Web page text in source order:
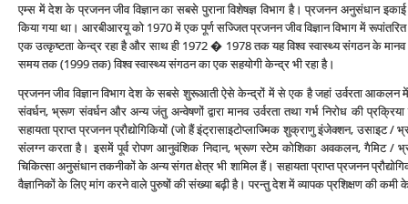
एम्‍स में देश के प्रजनन जीव विज्ञान का सबसे पुराना विशेषज्ञ विभाग है। प्रजनन अनुसंधान
किया गया था। आरबीआरयू को 1970 में एक पूर्ण सज्जित प्रजनन जीव विज्ञान विभाग में
एक उत्‍कृष्‍टता केन्‍द्र रहा है और साथ ही 1972 � 1978 तक यह विश्‍व स्‍वास्‍थ्‍य संगठन के मानव
समय तक (1999 तक) विश्‍व स्‍वास्‍थ्‍य संगठन का एक सहयोगी केन्‍द्र भी रहा है।
प्रजनन जीव विज्ञान विभाग देश के सबसे शुरूआती ऐसे केन्‍द्रों में से एक है जहां उर्वरता
संवर्धन, भ्रूण संवर्धन और अन्‍य जंतु अन्‍वेषणों द्वारा मानव उर्वरता तथा गर्भ निरोध की
सहायता प्राप्‍त प्रजनन प्रौद्योगिकियों (जो हैं इंट्रासाइटोप्‍लाज्मिक शुक्राणु इंजेक्‍शन, उसाइट
संलग्‍न करता है। इसमें पूर्व रोपण आनुवंशिक निदान, भ्रूण स्‍टेम कोशिका अवकलन, गैमिट
चिकित्‍सा अनुसंधान तकनीकों के अन्‍य संगत क्षेत्र भी शामिल हैं। सहायता प्राप्‍त प्रजनन
वैज्ञानिकों के लिए मांग करने वाले पुरुषों की संख्‍या बढ़ी है। परन्‍तु देश में व्‍यापक प्रशिक्षण की